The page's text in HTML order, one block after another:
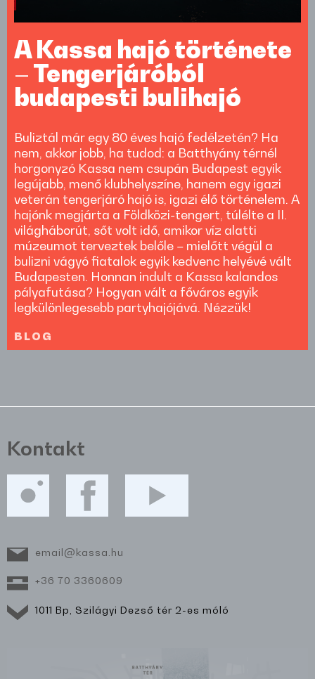
A Kassa hajó története
– Tengerjáróból
budapesti bulihajó
Buliztál már egy 80 éves hajó fedélzetén? Ha
nem, akkor jobb, ha tudod: a Batthyány térnél
horgonyzó Kassa nem csupán Budapest egyik
legújabb, menő klubhelyszíne, hanem egy igazi
veterán tengerjáró hajó is, igazi élő történelem. A
hajónk megjárta a Földközi-tengert, túlélte a II.
világháborút, sőt volt idő, amikor víz alatti
múzeumot terveztek belőle – mielőtt végül a
bulizni vágyó fiatalok egyik kedvenc helyévé vált
Budapesten. Honnan indult a Kassa kalandos
pályafutása? Hogyan vált a főváros egyik
legkülönlegesebb partyhajójává. Nézzük!
BLOG
Kontakt
email@kassa.hu
+36 70 3360609
1011 Bp, Szilágyi Dezső tér 2-es móló